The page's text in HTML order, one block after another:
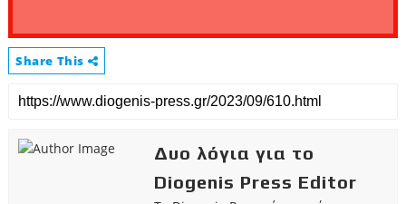
Share This
Δυο λόγια για το
Diogenis Press Editor